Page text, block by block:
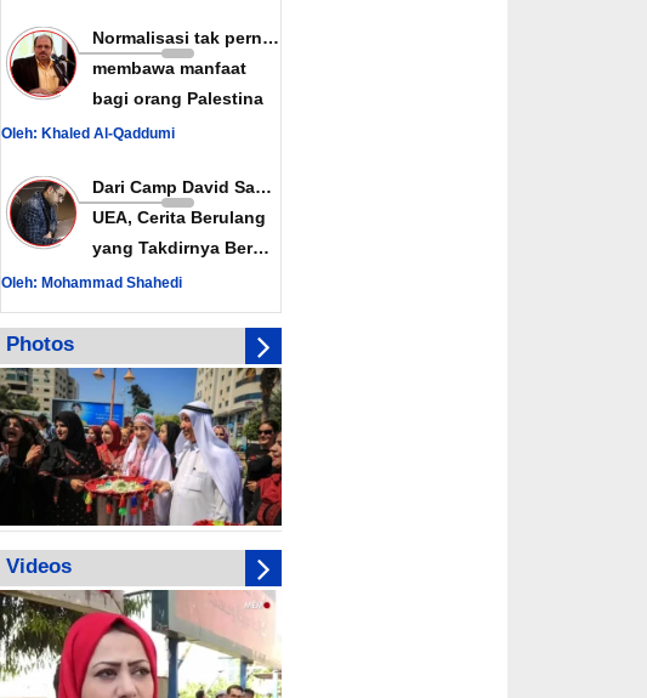
Presisi Sudah Diaktifkan
Hamas Tekankan Rekonsiliasi
Nasional Lawan Konspirasi Israel
Yordania Buka Jalur Perdagangan
dengan Suriah
Normalisasi tak pernah
membawa manfaat
bagi orang Palestina
Oleh: Khaled Al-Qaddumi
Dari Camp David Sampai
UEA, Cerita Berulang
yang Takdirnya Berulang
Oleh: Mohammad Shahedi
Photos
Videos